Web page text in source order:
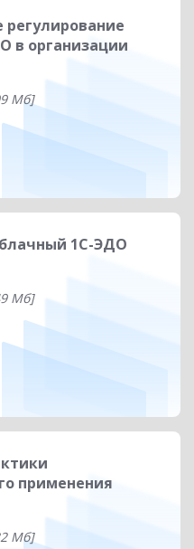
в организации
Мб]
1С-ЭДО
Мб]
применения
Мб]